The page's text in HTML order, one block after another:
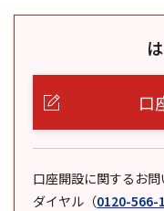
口
口座開設に関するお
ダイヤル （0120-566-